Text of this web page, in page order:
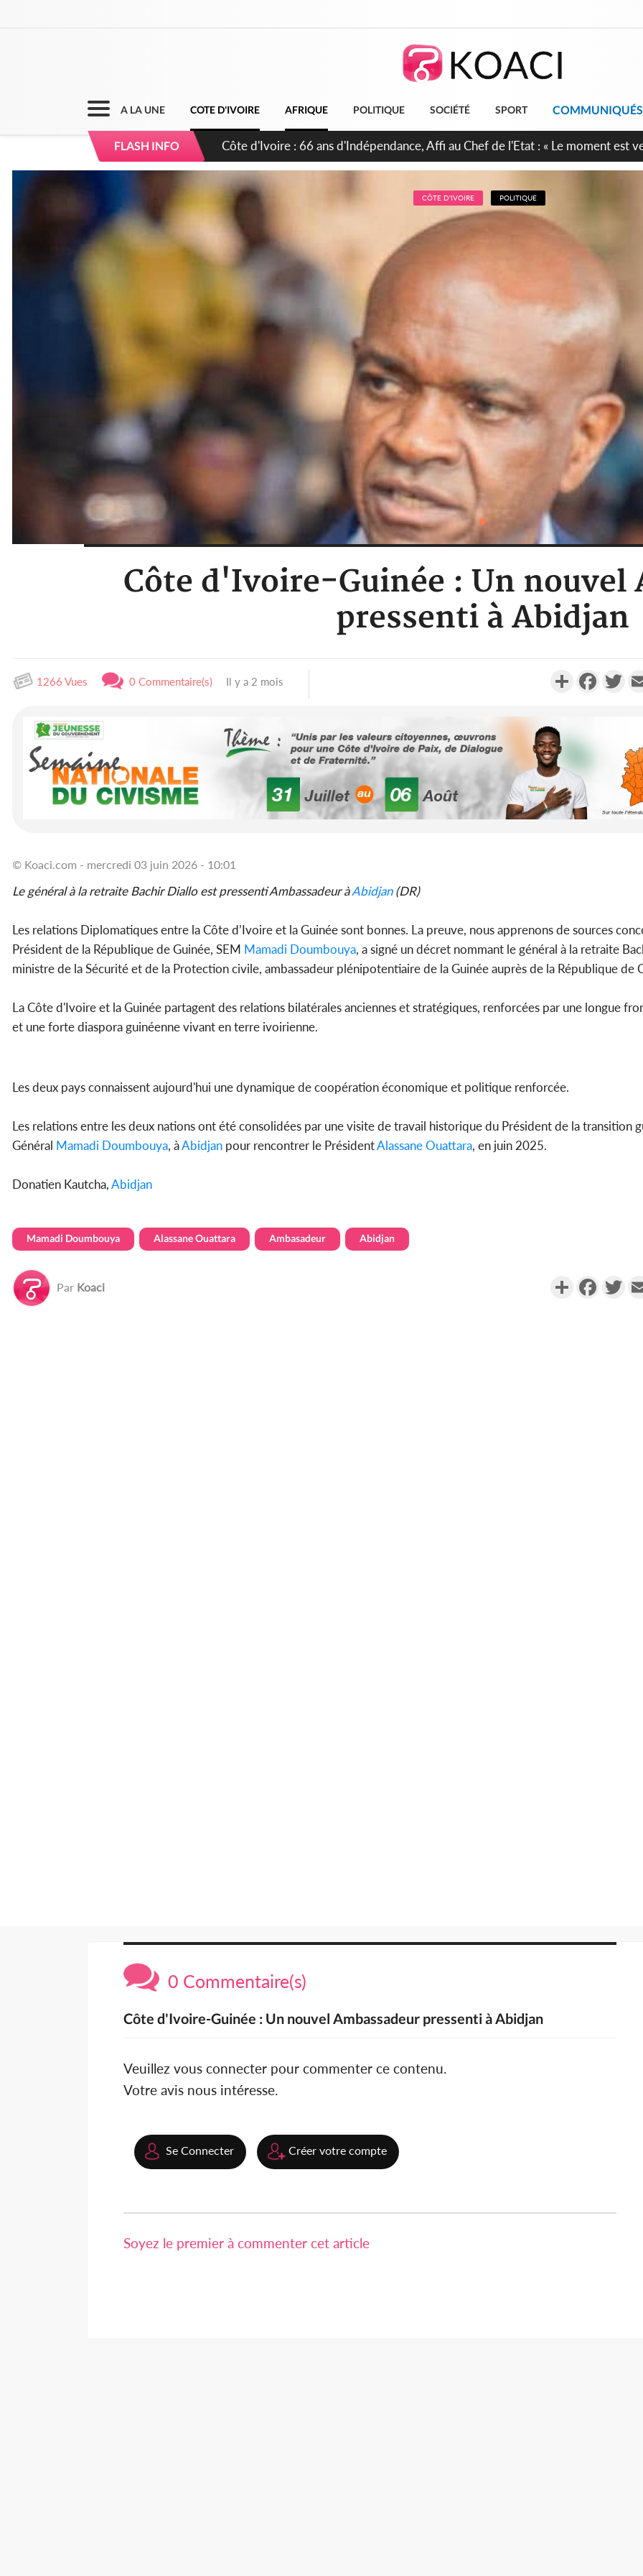
A LA UNE COTE D'IVOIRE AFRIQUE POLITIQUE SOCIÉTÉ SPORT COMMUNIQUÉS
FLASH INFO
Côte d'Ivoire-Burkina : La CCI-BF désire instaurer un échange constant avec
l'amélioration continue de leurs liens avec la plateforme portuaire
CÔTE D'IVOIRE POLITIQUE
Côte d'Ivoire-Guinée : Un nouvel
pressenti à Abidjan
1266 Vues 0 Commentaire(s) Il y a 2 mois Partager
© Koaci.com - mercredi 03 juin 2026 - 10:01
Le général à la retraite Bachir Diallo est pressenti Ambassadeur àAbidjan(DR)
Les relations Diplomatiques entre la Côte d’Ivoire et la Guinée sont bonnes. La preuve, nous apprenons de sources
Président de la République de Guinée, SEM Mamadi Doumbouya, a signé un décret nommant le général à la retraite
ministre de la Sécurité et de la Protection civile, ambassadeur plénipotentiaire de la Guinée auprès de la République de
La Côte d'Ivoire et la Guinée partagent des relations bilatérales anciennes et stratégiques, renforcées par une longue
et une forte diaspora guinéenne vivant en terre ivoirienne.
Les deux pays connaissent aujourd'hui une dynamique de coopération économique et politique renforcée.
Les relations entre les deux nations ont été consolidées par une visite de travail historique du Président de la transition
Général Mamadi Doumbouya, àAbidjan pour rencontrer le PrésidentAlassane Ouattara, en juin 2025.
Donatien Kautcha,Abidjan
Mamadi Doumbouya Alassane Ouattara Ambasadeur Abidjan
Par Koaci Partager
Côte
CCI-BF
africaine,
0 Commentaire(s)
Côte d'Ivoire-Guinée : Un nouvel Ambassadeur pressenti à Abidjan
Veuillez vous connecter pour commenter ce contenu.
Votre avis nous intéresse.
Se Connecter Créer votre compte
Soyez le premier à commenter cet article